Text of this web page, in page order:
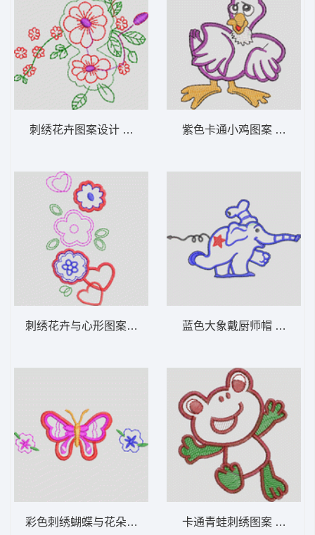
刺绣花卉图案设计 卡通童装章标贴布
刺绣花卉与心形图案设计 卡通童装章标贴布
彩色刺绣蝴蝶与花朵图案 卡通童装章标贴布
紫色卡通小鸡
蓝色大象戴厨
卡通青蛙刺绣